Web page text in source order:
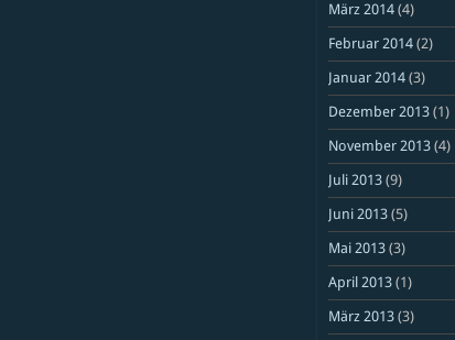
März 2014(4)
Februar 2014(2)
Januar 2014(3)
Dezember 2013(1)
November 2013(4)
Juli 2013(9)
Juni 2013(5)
Mai 2013(3)
April 2013(1)
März 2013(3)